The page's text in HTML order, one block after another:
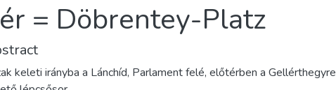
= Döbrentey-Platz
keleti irányba a Lánchíd, Parlament felé, előtérben a Gellérthegyre